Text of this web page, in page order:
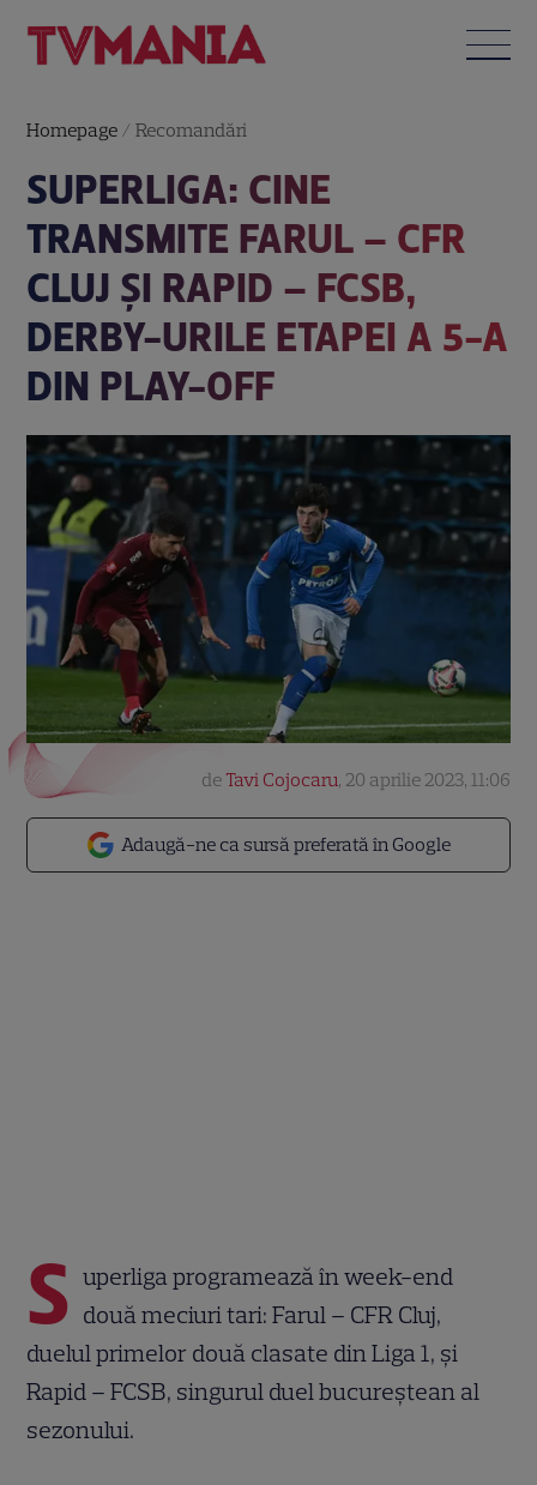
Homepage /Recomandări
SUPERLIGA: CINE
TRANSMITE FARUL – CFR
CLUJ ȘI RAPID – FCSB,
DERBY-URILE ETAPEI A 5-A
DIN PLAY-OFF
Adaugă-ne ca sursă preferată în Google
deTavi Cojocaru, 20 aprilie 2023, 11:06
S uperliga programează în week-end
două meciuri tari: Farul – CFR Cluj,
duelul primelor două clasate din Liga 1, și
Rapid – FCSB, singurul duel bucureștean al
sezonului.